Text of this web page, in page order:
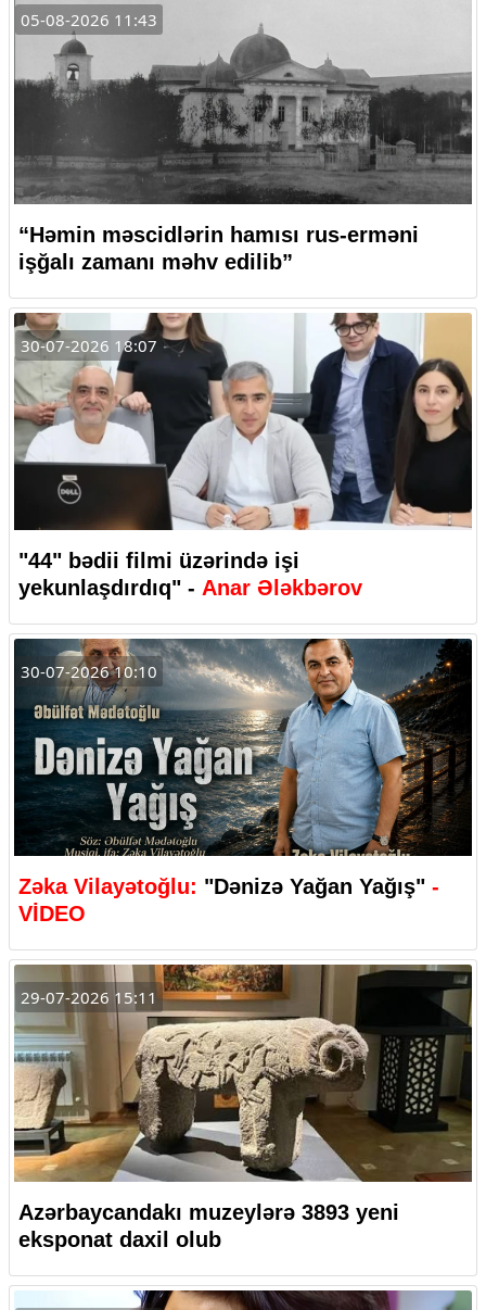
05-08-2026 11:43
“Həmin məscidlərin hamısı rus-erməni
işğalı zamanı məhv edilib”
30-07-2026 18:07
"44" bədii filmi üzərində işi
yekunlaşdırdıq" - Anar Ələkbərov
30-07-2026 10:10
Zəka Vilayətoğlu: "Dənizə Yağan Yağış" -
VİDEO
29-07-2026 15:11
Azərbaycandakı muzeylərə 3893 yeni
eksponat daxil olub